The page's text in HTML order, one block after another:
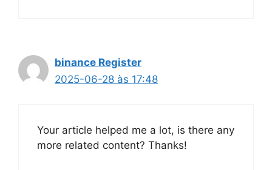
binance Register
2025-06-28 às 17:48
Your article helped me a lot, is there any
more related content? Thanks!